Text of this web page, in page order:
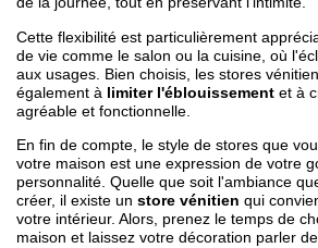
Cette flexibilité est particulièrement
de vie comme le salon ou la cuisine, où
aux usages. Bien choisis, les stores
également à limiter l'éblouissement et à
agréable et fonctionnelle.
En fin de compte, le style de stores que
votre maison est une expression de votre
personnalité. Quelle que soit l'ambiance
créer, il existe un store vénitien qui
votre intérieur. Alors, prenez le temps de
maison et laissez votre décoration parler